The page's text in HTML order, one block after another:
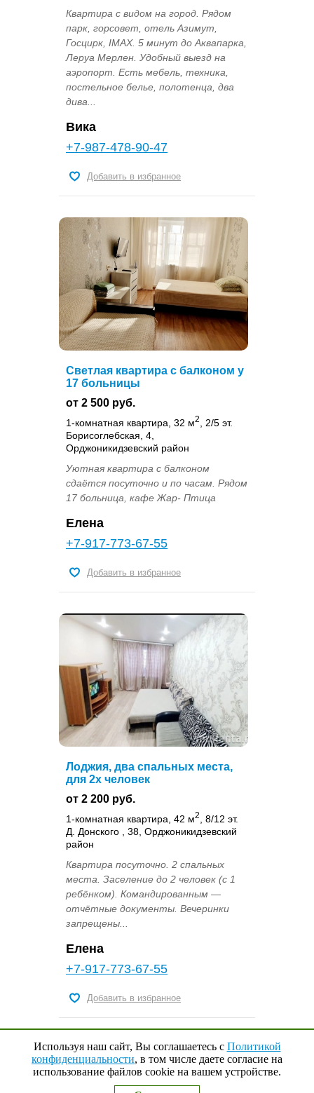
Квартира с видом на город. Рядом
парк, горсовет, отель Азимут,
Госцирк, IMAX. 5 минут до Аквапарка,
Леруа Мерлен. Удобный выезд на
аэропорт. Есть мебель, техника,
постельное белье, полотенца, два
дива...
Вика
+7-987-478-90-47
Добавить в избранное
Светлая квартира с балконом у
17 больницы
от 2 500 руб.
1-комнатная квартира, 32 м2
, 2/5 эт.
Борисоглебская, 4,
Орджоникидзевский район
Уютная квартира с балконом
сдаётся посуточно и по часам. Рядом
17 больница, кафе Жар- Птица
Елена
+7-917-773-67-55
Добавить в избранное
Лоджия, два спальных места,
для 2х человек
от 2 200 руб.
1-комнатная квартира, 42 м2
, 8/12 эт.
Д. Донского , 38, Орджоникидзевский
район
Квартира посуточно. 2 спальных
места. Заселение до 2 человек (с 1
ребёнком). Командированным —
отчётные документы. Вечеринки
запрещены...
Елена
+7-917-773-67-55
Добавить в избранное
Используя наш сайт, Вы соглашаетесь с Политикой
конфиденциальности, в том числе даете согласие на
использование файлов cookie на вашем устройстве.
Выбранные квартиры 0 Наверх